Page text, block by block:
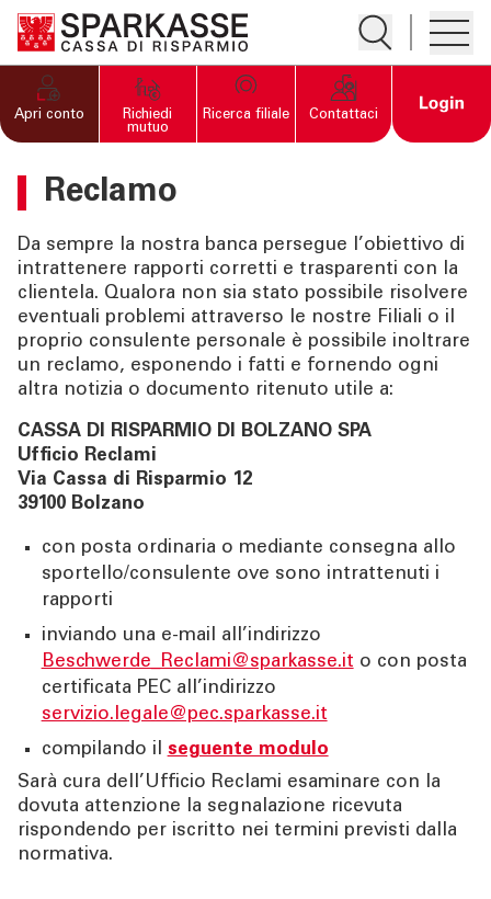
Apre la
Apre il
PRIVATI E FAMIGLIE
FAMIGLIE
SERVIZI IMPRESE
OLTRE LA BANCA
CHI SIAMO
ATTUALITÀ
CONTATTI
Apri conto
Richiedi
mutuo
Ricerca filiale Contattaci Open
Reclamo
Da sempre la nostra banca persegue l’obiettivo di
intrattenere rapporti corretti e trasparenti con la
clientela. Qualora non sia stato possibile risolvere
eventuali problemi attraverso le nostre Filiali o il
proprio consulente personale è possibile inoltrare
un reclamo, esponendo i fatti e fornendo ogni
altra notizia o documento ritenuto utile a:
CASSA DI RISPARMIO DI BOLZANO SPA
Ufficio Reclami
Via Cassa di Risparmio 12
39100 Bolzano
con posta ordinaria o mediante consegna allo
sportello/consulente ove sono intrattenuti i
rapporti
inviando una e-mail all’indirizzo
Beschwerde_Reclami@sparkasse.it o con posta
certificata PEC all’indirizzo
servizio.legale@pec.sparkasse.it
compilando il seguente modulo
Sarà cura dell’Ufficio Reclami esaminare con la
dovuta attenzione la segnalazione ricevuta
rispondendo per iscritto nei termini previsti dalla
normativa.